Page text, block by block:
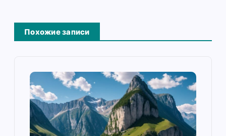
я
п
Похожие записи